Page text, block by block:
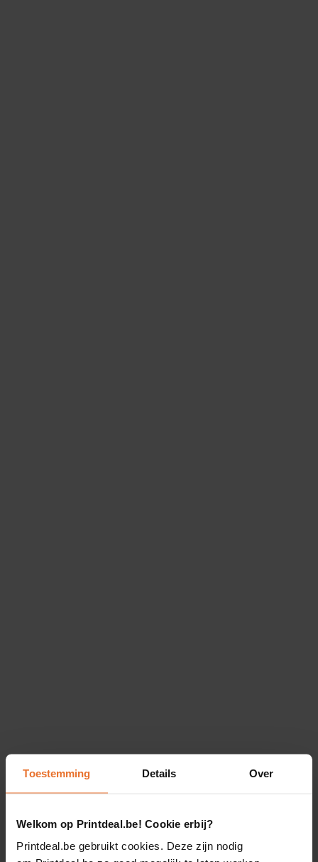
Toestemming Details Over
Welkom op Printdeal.be! Cookie erbij?
Printdeal.be gebruikt cookies. Deze zijn nodig